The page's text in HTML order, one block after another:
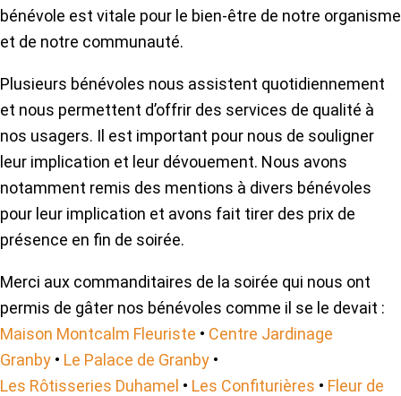
bénévole est vitale pour le bien-être de notre organisme
et de notre communauté.
Plusieurs bénévoles nous assistent quotidiennement
et nous permettent d’offrir des services de qualité à
nos usagers. Il est important pour nous de souligner
leur implication et leur dévouement. Nous avons
notamment remis des mentions à divers bénévoles
pour leur implication et avons fait tirer des prix de
présence en fin de soirée.
Merci aux commanditaires de la soirée qui nous ont
permis de gâter nos bénévoles comme il se le devait :
Maison Montcalm Fleuriste • Centre Jardinage
Granby • Le Palace de Granby •
Les Rôtisseries Duhamel • Les Confiturières • Fleur de